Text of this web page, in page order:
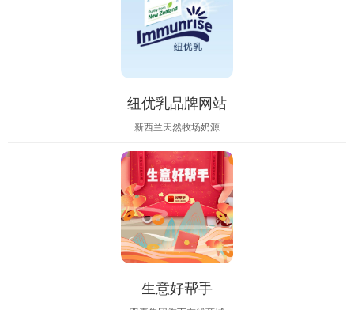
纽优乳品牌网站
新西兰天然牧场奶源
生意好帮手